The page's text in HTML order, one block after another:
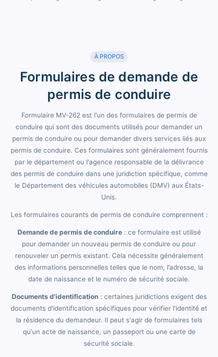
À PROPOS
Formulaires de demande de
permis de conduire
Formulaire MV-262 est l'un des formulaires de permis de
conduire qui sont des documents utilisés pour demander un
permis de conduire ou pour demander divers services liés aux
permis de conduire. Ces formulaires sont généralement fournis
par le département ou l'agence responsable de la délivrance
des permis de conduire dans une juridiction spécifique, comme
le Département des véhicules automobiles (DMV) aux États-
Unis.
Les formulaires courants de permis de conduire comprennent :
Demande de permis de conduire: ce formulaire est utilisé
pour demander un nouveau permis de conduire ou pour
renouveler un permis existant. Cela nécessite généralement
des informations personnelles telles que le nom, l’adresse, la
date de naissance et le numéro de sécurité sociale.
Documents d'identification: certaines juridictions exigent des
documents d'identification spécifiques pour vérifier l'identité et
la résidence du demandeur. Il peut s'agir de formulaires tels
qu'un acte de naissance, un passeport ou une carte de
sécurité sociale.